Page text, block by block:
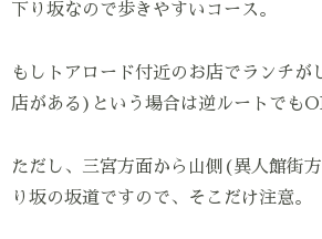
下り坂なので歩きやすいコース。
もしトアロード付近のお店でランチが
店がある)という場合は逆ルートでも
ただし、三宮方面から山側(異人館街
り坂の坂道ですので、そこだけ注意。